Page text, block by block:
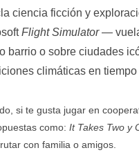
ciencia ficción y
Flight Simulator—
barrio o sobre ciudades
climáticas en tiempo
si te gusta jugar en
como: It Takes Two y
con familia o amigos.